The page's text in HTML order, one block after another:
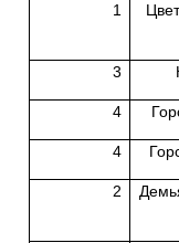
1
3
4
4
2